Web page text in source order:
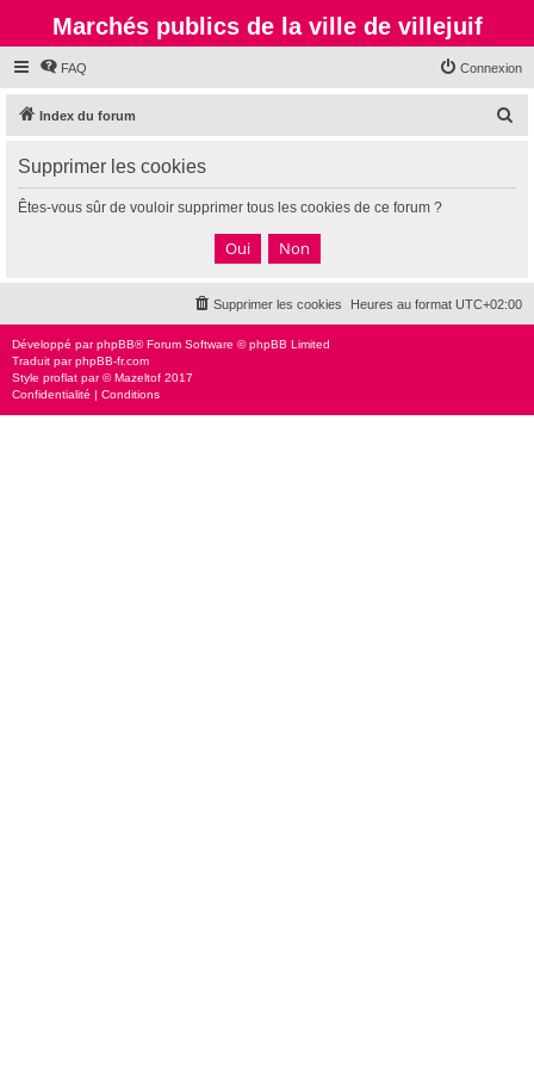
Marchés publics de la ville de villejuif
FAQ Connexion
Index du forum
c
Supprimer les cookies
Êtes-vous sûr de vouloir supprimer tous les cookies de ce forum ?
Heures au format UTC+02:00
Supprimer les cookies
Développé parphpBB® Forum Software © phpBB Limited
Traduit parphpBB-fr.com
Style proflat par ©Mazeltof 2017
Confidentialité | Conditions